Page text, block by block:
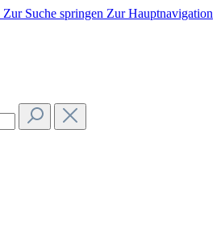
Zur Suche springen Zur Hauptnavigation